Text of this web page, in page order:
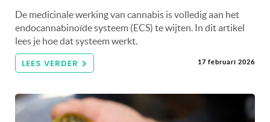
De medicinale werking van cannabis is volledig aan het
endocannabinoïde systeem (ECS) te wijten. In dit artikel
lees je hoe dat systeem werkt.
LEES VERDER 17 februari 2026